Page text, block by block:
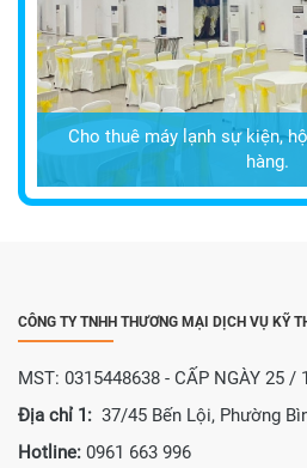
Cho thuê máy lạnh sự kiện,
hàng.
CÔNG TY TNHH THƯƠNG MẠI DỊCH VỤ KỸ
MST: 0315448638 - CẤP NGÀY 25 /
Địa chỉ 1: 37/45 Bến Lội, Phường
Hotline: 0961 663 996